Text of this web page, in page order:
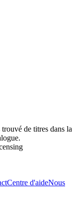
de titres dans la
Centre d'aideNous